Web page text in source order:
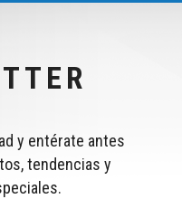
y entérate antes
tendencias y